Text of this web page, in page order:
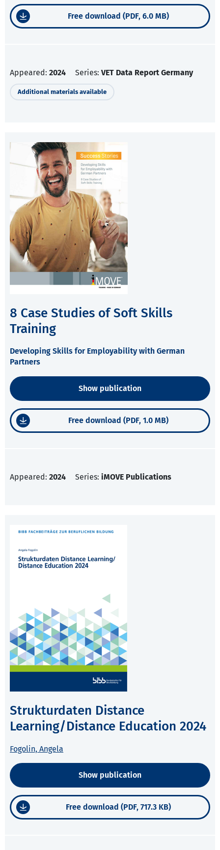
Free download (PDF, 6.0 MB)
Appeared: 2024 Series: VET Data Report Germany
Additional materials available
8 Case Studies of Soft Skills
Training
Developing Skills for Employability with German
Partners
Show publication
Free download (PDF, 1.0 MB)
Appeared: 2024 Series: iMOVE Publications
Strukturdaten Distance
Learning/Distance Education 2024
Fogolin, Angela
Show publication
Free download (PDF, 717.3 KB)